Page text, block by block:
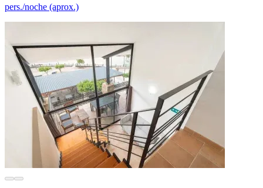
pers./noche (aprox.)